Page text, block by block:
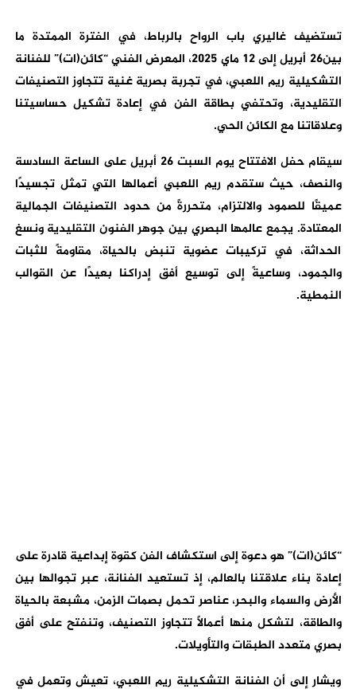
تستضيف غاليري باب الرواح بالرباط، في الفترة الممتدة ما
بين26 أبريل إلى 12 ماي 2025، المعرض الفني “كائن(ات)” للفنانة
التشكيلية ريم اللعبي، في تجربة بصرية غنية تتجاوز التصنيفات
التقليدية، وتحتفي بطاقة الفن في إعادة تشكيل حساسيتنا
وعلاقاتنا مع الكائن الحي.
سيقام حفل الافتتاح يوم السبت 26 أبريل على الساعة السادسة
والنصف، حيث ستقدم ريم اللعبي أعمالها التي تمثل تجسيدًا
عميقًا للصمود والالتزام، متحررةً من حدود التصنيفات الجمالية
المعتادة. يجمع عالمها البصري بين جوهر الفنون التقليدية ونسغ
الحداثة، في تركيبات عضوية تنبض بالحياة، مقاومةً للثبات
والجمود، وساعيةً إلى توسيع أفق إدراكنا بعيدًا عن القوالب
النمطية.
“كائن(ات)” هو دعوة إلى استكشاف الفن كقوة إبداعية قادرة على
إعادة بناء علاقتنا بالعالم، إذ تستعيد الفنانة، عبر تجوالها بين
الأرض والسماء والبحر، عناصر تحمل بصمات الزمن، مشبعة بالحياة
والطاقة، لتشكل منها أعمالًا تتجاوز التصنيف، وتنفتح على أفق
بصري متعدد الطبقات والتأويلات.
ويشار إلى أن الفنانة التشكيلية ريم اللعبي، تعيش وتعمل في